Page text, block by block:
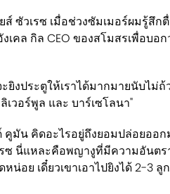
ซัวเรซ เมื่อช่วงซัมเมอร์ผมรู้สึก
คล กิล CEO ของสโมสรเพื่อบอก
ยิงประตูให้เราได้มากมายนับไม่ถ้
วอร์พูล และ บาร์เซโลนา"
คูมัน คิดอะไรอยู่ถึงยอมปล่อยออ
ซ นี่แหละคือพญางูที่มีความอันต
อย เดี๋ยวเขาเอาไปยิงได้ 2-3 ลู